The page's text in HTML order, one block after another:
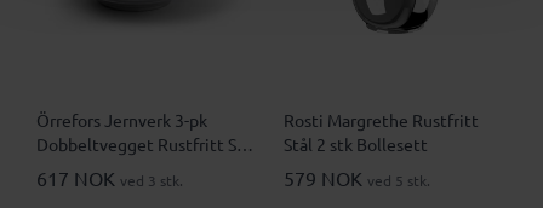
Örrefors Jernverk 3-pk
Dobbeltvegget Rustfritt Stål
Boller
617 NOK ved 3 stk.
Rosti Margrethe Rustfritt
Stål 2 stk Bollesett
579 NOK ved 5 stk.